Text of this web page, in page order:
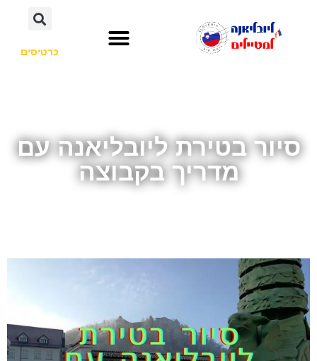
כרטיסים
סיור בטירת ליובליאנה עם
מדריך בקבוצה